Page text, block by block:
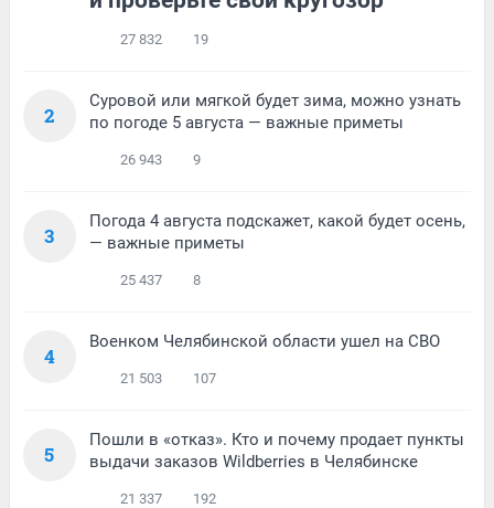
27 832 19
2
Суровой или мягкой будет зима, можно узнать
по погоде 5 августа — важные приметы
26 943 9
3
Погода 4 августа подскажет, какой будет осень,
— важные приметы
25 437 8
4
Военком Челябинской области ушел на СВО
21 503 107
5
Пошли в «отказ». Кто и почему продает пункты
выдачи заказов Wildberries в Челябинске
21 337 192